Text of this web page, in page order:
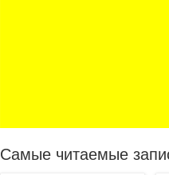
Самые читаемые